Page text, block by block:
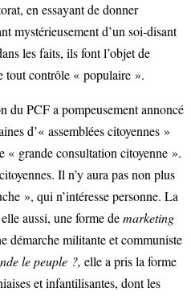
en essayant de donner
mystérieusement d’un soi-disant
les faits, ils font l’objet de
tout contrôle « populaire ».
du PCF a pompeusement annoncé
d’« assemblées citoyennes »
« grande consultation citoyenne ».
Il n’y aura pas non plus
», qui n’intéresse personne. La
aussi, une forme demarketing
démarche militante et communiste
le peuple ?, elle a pris la forme
et infantilisantes, dont les